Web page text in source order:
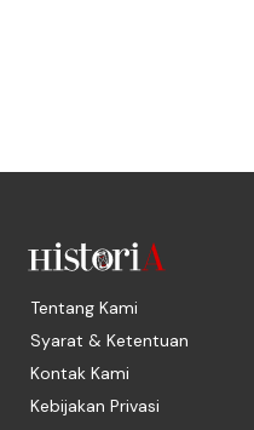
Tentang Kami
Syarat & Ketentuan
Kontak Kami
Kebijakan Privasi